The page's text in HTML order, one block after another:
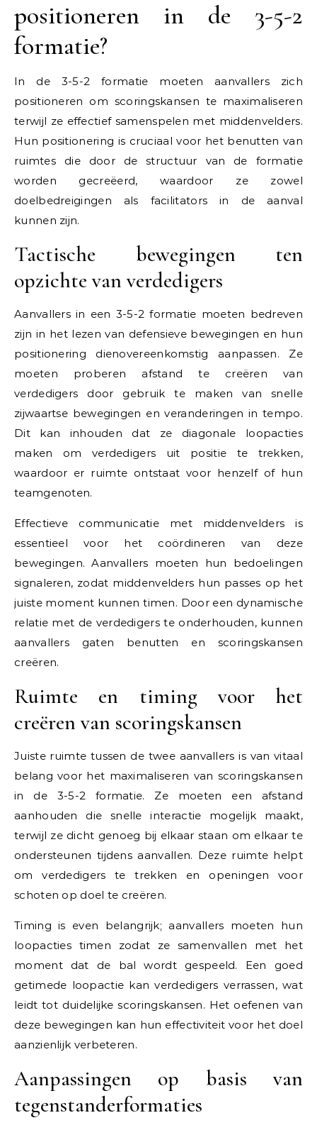
positioneren in de 3-5-2
formatie?
In de 3-5-2 formatie moeten aanvallers zich
positioneren om scoringskansen te maximaliseren
terwijl ze effectief samenspelen met middenvelders.
Hun positionering is cruciaal voor het benutten van
ruimtes die door de structuur van de formatie
worden gecreëerd, waardoor ze zowel
doelbedreigingen als facilitators in de aanval
kunnen zijn.
Tactische bewegingen ten
opzichte van verdedigers
Aanvallers in een 3-5-2 formatie moeten bedreven
zijn in het lezen van defensieve bewegingen en hun
positionering dienovereenkomstig aanpassen. Ze
moeten proberen afstand te creëren van
verdedigers door gebruik te maken van snelle
zijwaartse bewegingen en veranderingen in tempo.
Dit kan inhouden dat ze diagonale loopacties
maken om verdedigers uit positie te trekken,
waardoor er ruimte ontstaat voor henzelf of hun
teamgenoten.
Effectieve communicatie met middenvelders is
essentieel voor het coördineren van deze
bewegingen. Aanvallers moeten hun bedoelingen
signaleren, zodat middenvelders hun passes op het
juiste moment kunnen timen. Door een dynamische
relatie met de verdedigers te onderhouden, kunnen
aanvallers gaten benutten en scoringskansen
creëren.
Ruimte en timing voor het
creëren van scoringskansen
Juiste ruimte tussen de twee aanvallers is van vitaal
belang voor het maximaliseren van scoringskansen
in de 3-5-2 formatie. Ze moeten een afstand
aanhouden die snelle interactie mogelijk maakt,
terwijl ze dicht genoeg bij elkaar staan om elkaar te
ondersteunen tijdens aanvallen. Deze ruimte helpt
om verdedigers te trekken en openingen voor
schoten op doel te creëren.
Timing is even belangrijk; aanvallers moeten hun
loopacties timen zodat ze samenvallen met het
moment dat de bal wordt gespeeld. Een goed
getimede loopactie kan verdedigers verrassen, wat
leidt tot duidelijke scoringskansen. Het oefenen van
deze bewegingen kan hun effectiviteit voor het doel
aanzienlijk verbeteren.
Aanpassingen op basis van
tegenstanderformaties